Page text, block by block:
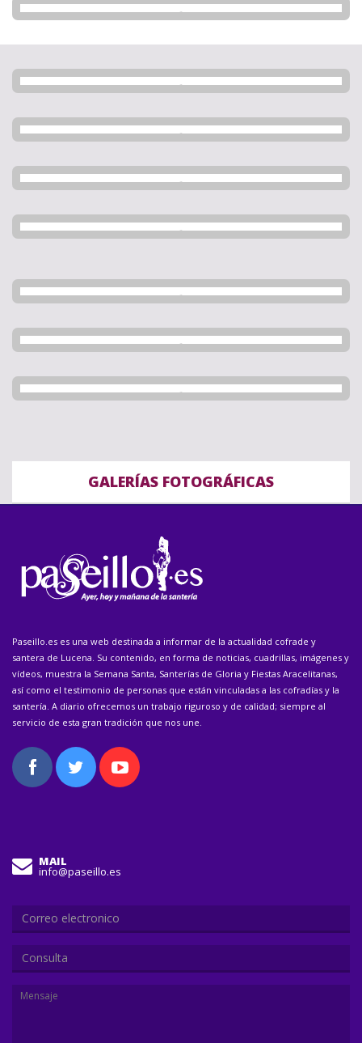
GALERÍAS FOTOGRÁFICAS
Paseillo.es es una web destinada a informar de la actualidad cofrade y
santera de Lucena. Su contenido, en forma de noticias, cuadrillas, imágenes y
vídeos, muestra la Semana Santa, Santerías de Gloria y Fiestas Aracelitanas,
así como el testimonio de personas que están vinculadas a las cofradías y la
santería. A diario ofrecemos un trabajo riguroso y de calidad; siempre al
servicio de esta gran tradición que nos une.
MAIL
info@paseillo.es
Consulta